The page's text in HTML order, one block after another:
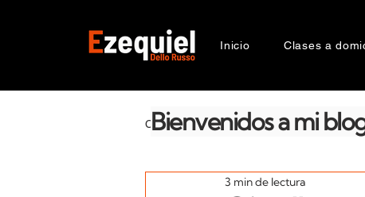
Inicio Clases a
CATEGORIAS La salud emocional
Génetica
3 min de lectura
Bienvenidos a mi